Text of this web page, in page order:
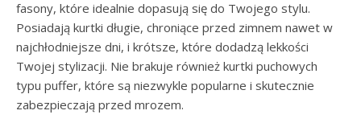
fasony, które idealnie dopasują się do Twojego stylu.
Posiadają kurtki długie, chroniące przed zimnem nawet w
najchłodniejsze dni, i krótsze, które dodadzą lekkości
Twojej stylizacji. Nie brakuje również kurtki puchowych
typu puffer, które są niezwykle popularne i skutecznie
zabezpieczają przed mrozem.